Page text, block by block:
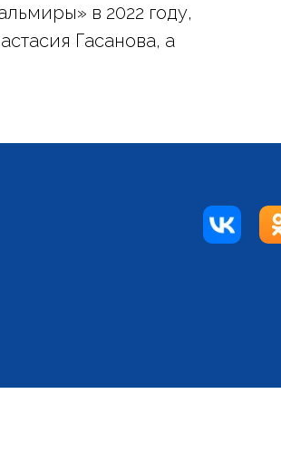
в 2022 году,
Гасанова, а